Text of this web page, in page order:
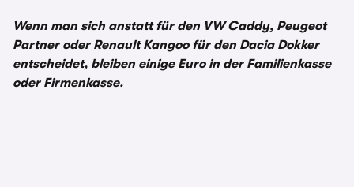
Wenn man sich anstatt für den VW Caddy, Peugeot
Partner oder Renault Kangoo für den Dacia Dokker
entscheidet, bleiben einige Euro in der Familienkasse
oder Firmenkasse.